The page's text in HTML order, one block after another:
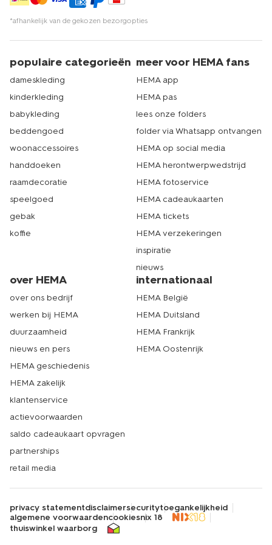
ook hoe hoog en breed de gordijnen moeten zijn. Met
onze gordijnen editor stel je ze zelf samen en bestel je
om jegordijnen te wassen. Echt HEMA.
*afhankelijk van de gekozen bezorgopties
populaire categorieën
dameskleding
kinderkleding
babykleding
beddengoed
woonaccessoires
handdoeken
raamdecoratie
speelgoed
gebak
koffie
meer voor HEMA fans
HEMA app
HEMA pas
lees onze folders
folder via Whatsapp ontvangen
HEMA op social media
HEMA herontwerpwedstrijd
HEMA fotoservice
HEMA cadeaukaarten
HEMA tickets
HEMA verzekeringen
inspiratie
nieuws
over HEMA
over ons bedrijf
werken bij HEMA
duurzaamheid
nieuws en pers
HEMA geschiedenis
HEMA zakelijk
klantenservice
actievoorwaarden
saldo cadeaukaart opvragen
partnerships
retail media
internationaal
HEMA België
HEMA Duitsland
HEMA Frankrijk
HEMA Oostenrijk
privacy statementdisclaimersecuritytoegankelijkheid
algemene voorwaardencookiesnix 18
thuiswinkel waarborg